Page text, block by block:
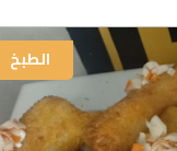
الطبخ